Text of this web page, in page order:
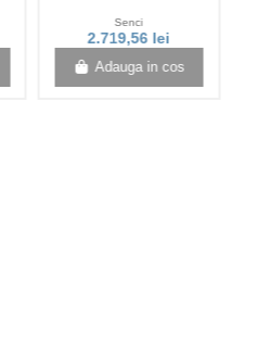
Senci
2.719,56 lei
Adauga in cos